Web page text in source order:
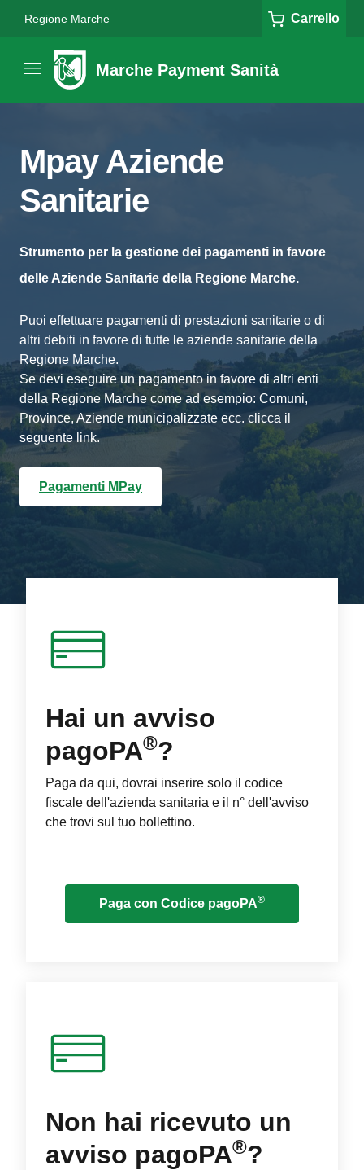
Regione Marche Carrello
Marche Payment Sanità
Mpay Aziende
Sanitarie
Strumento per la gestione dei pagamenti in favore
delle Aziende Sanitarie della Regione Marche.
Puoi effettuare pagamenti di prestazioni sanitarie o di
altri debiti in favore di tutte le aziende sanitarie della
Regione Marche.
Se devi eseguire un pagamento in favore di altri enti
della Regione Marche come ad esempio: Comuni,
Province, Aziende municipalizzate ecc. clicca il
seguente link.
Pagamenti MPay
Hai un avviso
pagoPA®?
Paga da qui, dovrai inserire solo il codice
fiscale dell'azienda sanitaria e il n° dell'avviso
che trovi sul tuo bollettino.
Paga con Codice pagoPA®
Non hai ricevuto un
avviso pagoPA®?